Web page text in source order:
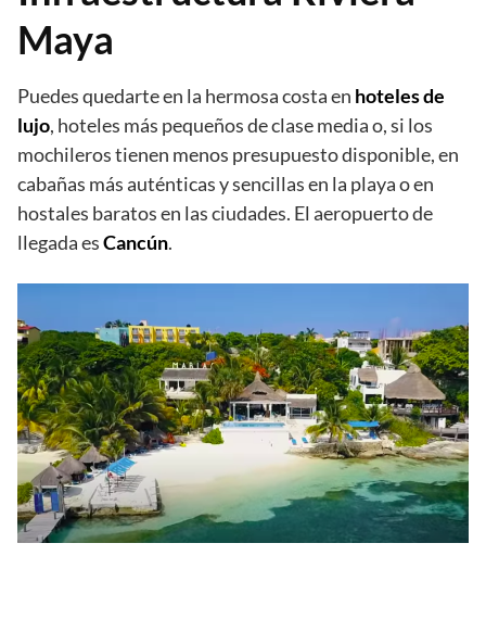
Maya
Puedes quedarte en la hermosa costa en hoteles de
lujo, hoteles más pequeños de clase media o, si los
mochileros tienen menos presupuesto disponible, en
cabañas más auténticas y sencillas en la playa o en
hostales baratos en las ciudades. El aeropuerto de
llegada esCancún.